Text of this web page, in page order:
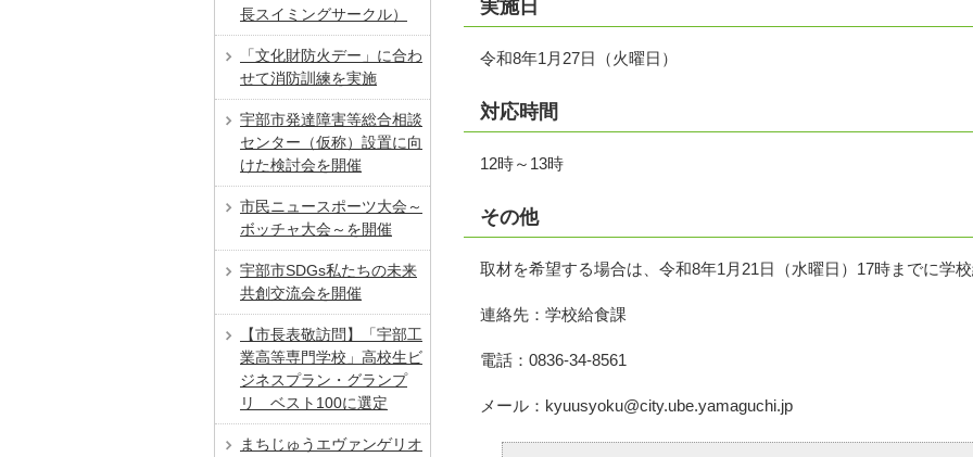
実施日
令和8年1月27日（火曜日）
対応時間
12時～13時
その他
取材を希望する場合は、令和8年1月21日（水曜日）17時までに学
連絡先：学校給食課
電話：0836-34-8561
メール：kyuusyoku@city.ube.yamaguchi.jp
長スイミングサークル）
「⽂化財防⽕デー」に合わ
せて消防訓練を実施
宇部市発達障害等総合相談
センター（仮称）設置に向
けた検討会を開催
市民ニュースポーツ大会～
ボッチャ大会～を開催
宇部市SDGs私たちの未来
共創交流会を開催
【市長表敬訪問】「宇部工
業高等専門学校」高校生ビ
ジネスプラン・グランプ
リ ベスト100に選定
まちじゅうエヴァンゲリオ